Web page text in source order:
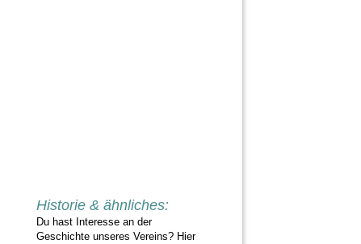
Historie & ähnliches:
Du hast Interesse an der
Geschichte unseres Vereins? Hier